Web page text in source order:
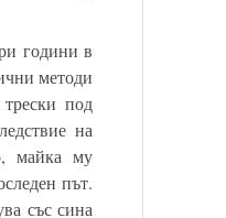
години в
методи
под
на
майка му
път.
със сина